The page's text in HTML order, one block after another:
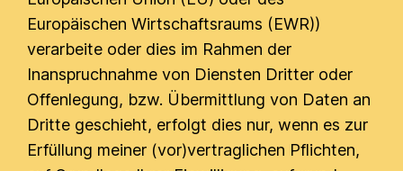
Europäischen Wirtschaftsraums (EWR))
verarbeite oder dies im Rahmen der
Inanspruchnahme von Diensten Dritter oder
Offenlegung, bzw. Übermittlung von Daten an
Dritte geschieht, erfolgt dies nur, wenn es zur
Erfüllung meiner (vor)vertraglichen Pflichten,